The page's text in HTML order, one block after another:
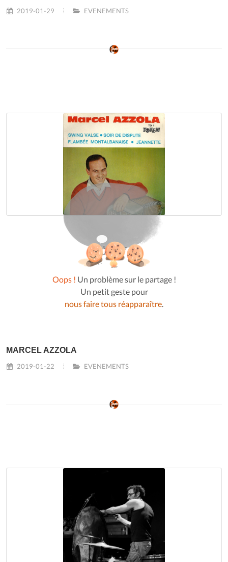
2019-01-29 EVENEMENTS
Oops ! Un problème sur le partage !
Un petit geste pour
nous faire tous réapparaître
MARCEL AZZOLA
2019-01-22 EVENEMENTS